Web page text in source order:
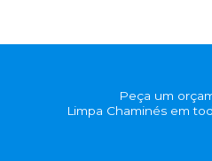
Peça um
Limpa Chaminés em